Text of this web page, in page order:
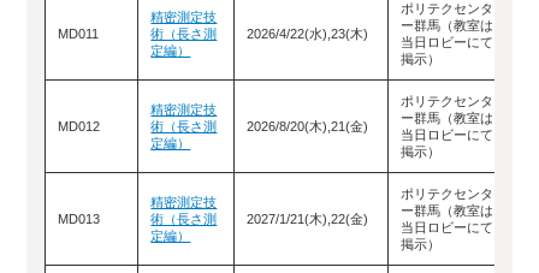
MD011
精密測定技
術（長さ測
定編）
2026/4/22(水),23(木)
ポリテクセンタ
ー群馬（教室は
当日ロビーにて
掲示）
MD012
精密測定技
術（長さ測
定編）
2026/8/20(木),21(金)
ポリテクセンタ
ー群馬（教室は
当日ロビーにて
掲示）
MD013
精密測定技
術（長さ測
定編）
2027/1/21(木),22(金)
ポリテクセンタ
ー群馬（教室は
当日ロビーにて
掲示）